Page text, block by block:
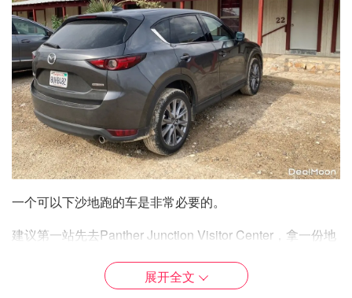
一个可以下沙地跑的车是非常必要的。
建议第一站先去Panther Junction Visitor Center，拿一份地
大家就自觉去交个$30的门票吧！Ranger都不容易。
展开全文